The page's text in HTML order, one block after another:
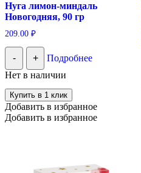
Нуга лимон-миндаль
Новогодняя, 90 гр
209.00 ₽
- +
Подробнее
Нет в наличии
Купить в 1 клик
Добавить в избранное
Добавить в избранное